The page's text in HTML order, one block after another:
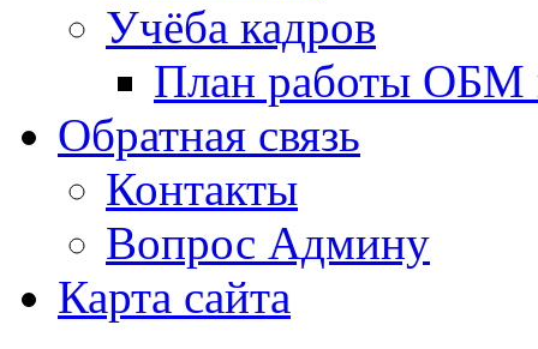
Учёба кадров
План работы ОБМ
Обратная связь
Контакты
Вопрос Админу
Карта сайта